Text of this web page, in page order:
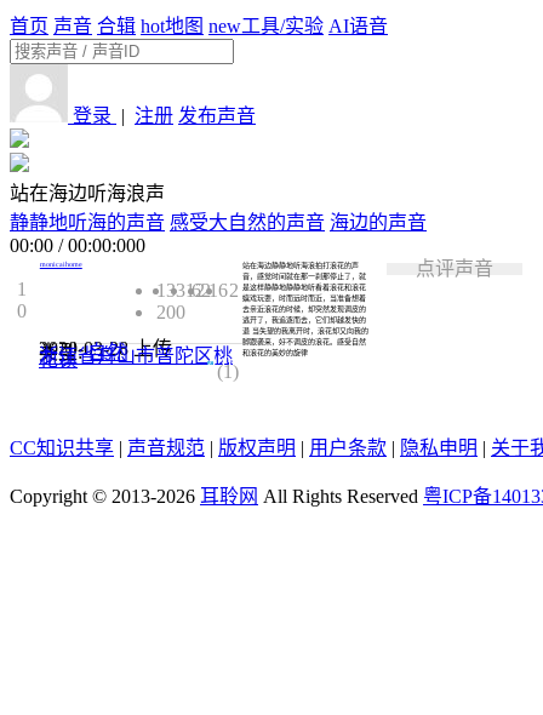
首页 声音 合辑 hot地图 new工具/实验 AI语音
登录 | 注册 发布声音
站在海边听海浪声
静静地听海的声音 感受大自然的声音 海边的声音
00:00 /00:00:000
1
0
monicaihome
13312
62162
200
2020-03-28上传
类型:自然
浙江省舟山市普陀区桃
花镇 4.0
(1)
站在海边静静地听海浪拍打浪花的声
音，感觉时间就在那一刹那停止了，就
是这样静静地静静地听看着浪花和浪花
嬉戏玩耍，时而远时而近，当准备想着
去亲近浪花的时候，却突然发现调皮的
逃开了，我追逐而去，它们却越发快的
退 当失望的我离开时，浪花却又向我的
脚跟袭来，好不调皮的浪花。感受自然
和浪花的美妙的旋律
点评声音
CC知识共享 | 声音规范 | 版权声明 | 用户条款 | 隐私申明 | 关于
Copyright © 2013-2026 耳聆网 All Rights Reserved 粤ICP备